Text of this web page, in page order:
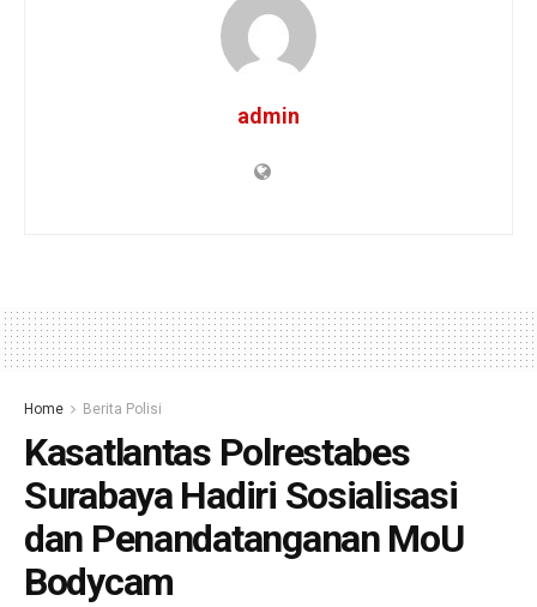
admin
Home Berita Polisi
Kasatlantas Polrestabes
Surabaya Hadiri Sosialisasi
dan Penandatanganan MoU
Bodycam